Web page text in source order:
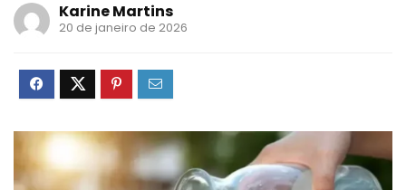
Karine Martins
20 de janeiro de 2026